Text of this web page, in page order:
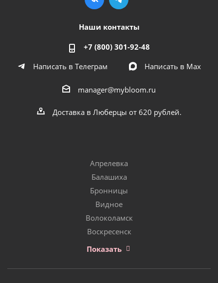
Наши контакты
+7 (800) 301-92-48
Написать в Телеграм
Написать в Мах
manager@mybloom.ru
Доставка в Люберцы от 620 рублей.
Апрелевка
Балашиха
Бронницы
Видное
Волоколамск
Воскресенск
Показать